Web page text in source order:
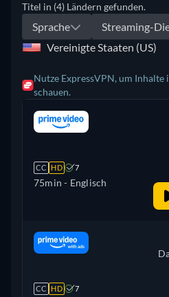
Titel in (4) Ländern gefunden.
Sprache
Streaming-
Vereinigte Staaten (US)
Nutze ExpressVPN, um Inhalte
schauen.
CC HD 7
75min - Englisch
CC HD 7